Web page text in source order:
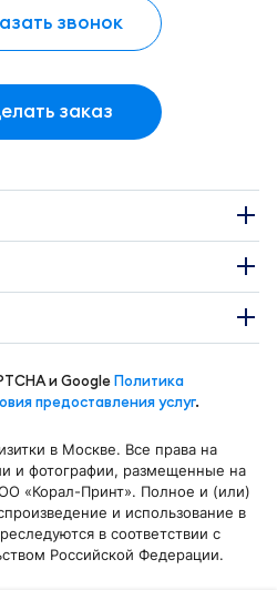
звонок
заказ
1
и GoogleПолитика
предоставления услуг.
в Москве. Все права на
и фотографии, размещенные на
«Корал-Принт». Полное и (или)
и использование в
в соответствии с
Российской Федерации.